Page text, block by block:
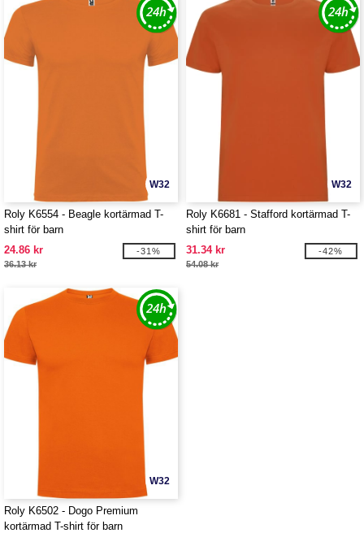
W32
Roly K6554 - Beagle kortärmad T-
shirt för barn
24.86 kr
36.13 kr
-31%
W32
Roly K6681 - Stafford kortärmad T-
shirt för barn
31.34 kr
54.08 kr
-42%
W32
Roly K6502 - Dogo Premium
kortärmad T-shirt för barn